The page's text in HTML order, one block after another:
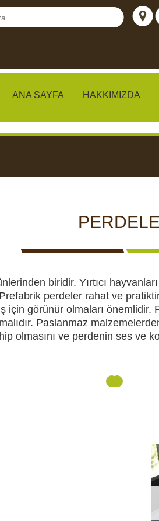
ANA SAYFA HAKKIMIZDA
KENDINI SAVUNMA
biridir. Yırtıcı
perdeler rahat ve
için görünür olmaları
Paslanmaz
olmasını ve perdenin ses ve